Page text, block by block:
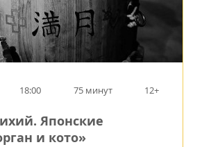
18:00 75 минут 12+
Японские
и кото»